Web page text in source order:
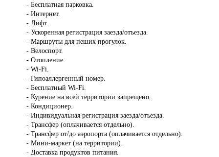
- Бесплатная парковка.
- Интернет.
- Лифт.
- Ускоренная регистрация заезда/отъезда.
- Маршруты для пеших прогулок.
- Велоспорт.
- Отопление.
- Wi-Fi.
- Гипоаллергенный номер.
- Бесплатный Wi-Fi.
- Курение на всей территории запрещено.
- Кондиционер.
- Индивидуальная регистрация заезда/отъезда.
- Трансфер (оплачивается отдельно).
- Трансфер от/до аэропорта (оплачивается отдельно).
- Мини-маркет (на территории).
- Доставка продуктов питания.